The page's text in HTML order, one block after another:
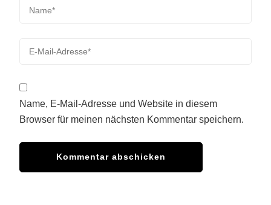
Name, E-Mail-Adresse und Website in diesem
Browser für meinen nächsten Kommentar speichern.